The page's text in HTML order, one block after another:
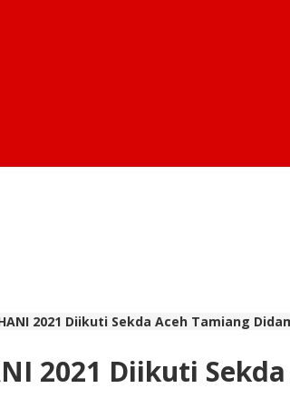
2021 Diikuti Sekda Aceh Tamiang
2021 Diikuti